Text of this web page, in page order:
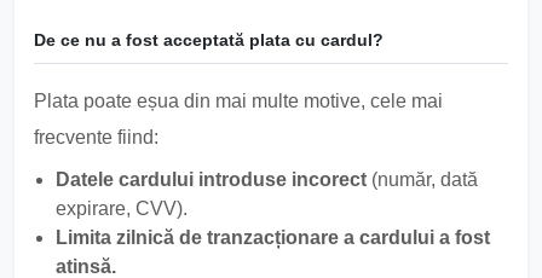
De ce nu a fost acceptată plata cu cardul?
Plata poate eșua din mai multe motive, cele mai
frecvente fiind:
Datele cardului introduse incorect (număr, dată
expirare, CVV).
Limita zilnică de tranzacționare a cardului a fost
atinsă.